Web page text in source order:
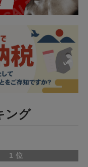
ング
1位